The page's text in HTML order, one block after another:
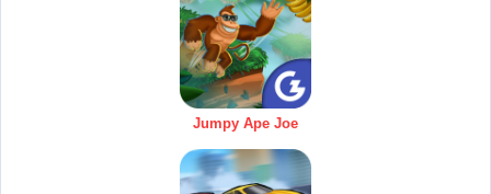
Jumpy Ape Joe